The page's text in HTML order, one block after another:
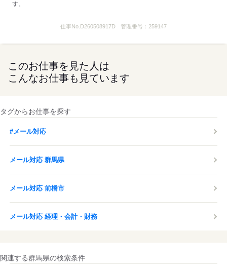
す。
仕事No. D260508917D 管理番号： 259147
このお仕事を見た人は
こんなお仕事も見ています
タグからお仕事を探す
#メール対応
メール対応 群馬県
メール対応 前橋市
メール対応 経理・会計・財務
関連する群馬県の検索条件